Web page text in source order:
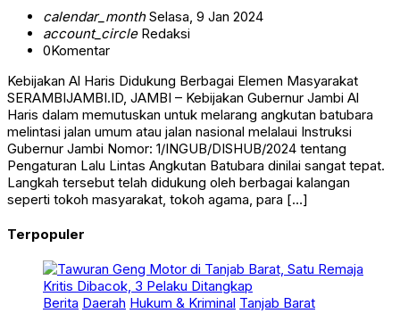
account_circleRedaksi
0Komentar
SERAMBIJAMBI.ID, JAMBI – Kebijakan Gubernur Jambi Al
Haris dalam memutuskan untuk melarang angkutan batubara
melintasi jalan umum atau jalan nasional melalaui Instruksi
Gubernur Jambi Nomor: 1/INGUB/DISHUB/2024 tentang
Pengaturan Lalu Lintas Angkutan Batubara dinilai sangat tepat.
Langkah tersebut telah didukung oleh berbagai kalangan
seperti tokoh masyarakat, tokoh agama, para […]
Berita Daerah Hukum & Kriminal Tanjab Barat